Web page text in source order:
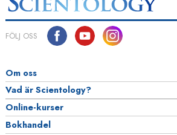
FÖLJ OSS
Om oss
Vad är Scientology?
Online-kurser
Bokhandel